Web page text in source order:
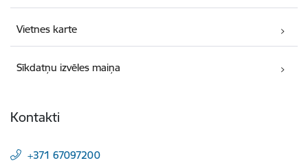
Vietnes karte
Sīkdatņu izvēles maiņa
Kontakti
+371 67097200